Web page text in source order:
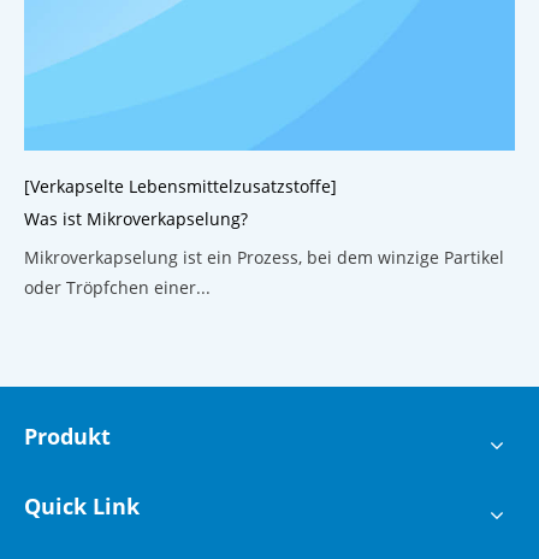
[Verkapselte Lebensmittelzusatzstoffe]
Was ist Mikroverkapselung?
Mikroverkapselung ist ein Prozess, bei dem winzige Partikel
oder Tröpfchen einer...
Produkt
Quick Link